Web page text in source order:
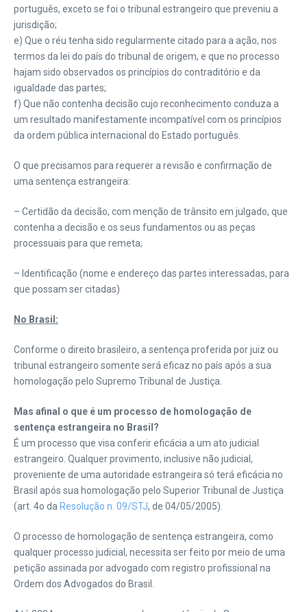
português, exceto se foi o tribunal estrangeiro que preveniu a
jurisdição;
e) Que o réu tenha sido regularmente citado para a ação, nos
termos da lei do país do tribunal de origem, e que no processo
hajam sido observados os princípios do contraditório e da
igualdade das partes;
f) Que não contenha decisão cujo reconhecimento conduza a
um resultado manifestamente incompatível com os princípios
da ordem pública internacional do Estado português.
O que precisamos para requerer a revisão e confirmação de
uma sentença estrangeira:
– Certidão da decisão, com menção de trânsito em julgado, que
contenha a decisão e os seus fundamentos ou as peças
processuais para que remeta;
– Identificação (nome e endereço das partes interessadas, para
que possam ser citadas)
No Brasil:
Conforme o direito brasileiro, a sentença proferida por juiz ou
tribunal estrangeiro somente será eficaz no país após a sua
homologação pelo Supremo Tribunal de Justiça.
Mas afinal o que é um processo de homologação de
sentença estrangeira no Brasil?
É um processo que visa conferir eficácia a um ato judicial
estrangeiro. Qualquer provimento, inclusive não judicial,
proveniente de uma autoridade estrangeira só terá eficácia no
Brasil após sua homologação pelo Superior Tribunal de Justiça
(art. 4o da Resolução n. 09/STJ, de 04/05/2005).
O processo de homologação de sentença estrangeira, como
qualquer processo judicial, necessita ser feito por meio de uma
petição assinada por advogado com registro profissional na
Ordem dos Advogados do Brasil.